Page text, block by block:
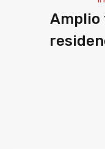
Amplio